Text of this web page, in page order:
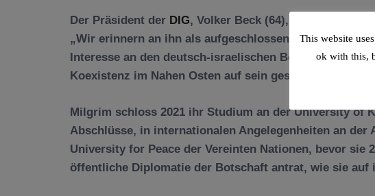
Der Präsident der DIG, Volker Beck (64), über den
„Wir erinnern an ihn als aufgeschlossenen, klugen
Interesse an den deutsch-israelischen Beziehungen
Koexistenz im Nahen Osten auf sein gesamtes Umfeld
Milgrim schloss 2021 ihr Studium an der University of
Abschlüsse, in internationalen Angelegenheiten an der
University for Peace der Vereinten Nationen, bevor sie
öffentliche Diplomatie der Botschaft antrat, wie sie
This website
ok with this,